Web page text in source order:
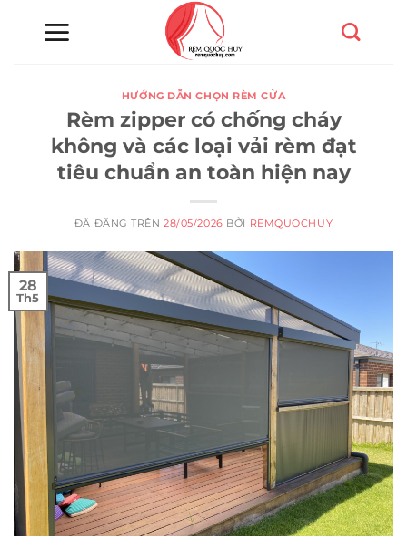
HƯỚNG DẪN CHỌN RÈM CỬA
Rèm zipper có chống cháy
không và các loại vải rèm đạt
tiêu chuẩn an toàn hiện nay
ĐÃ ĐĂNG TRÊN28/05/2026 BỞI REMQUOCHUY
28
Th5